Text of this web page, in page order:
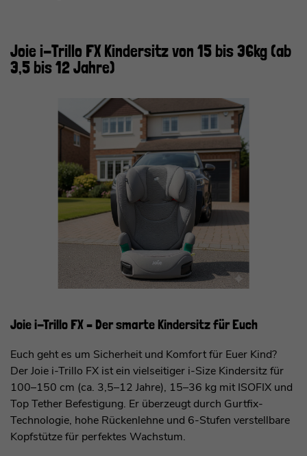
Joie i-Trillo FX Kindersitz von 15 bis 36kg (ab
3,5 bis 12 Jahre)
Joie i-Trillo FX – Der smarte Kindersitz für Euch
Euch geht es um Sicherheit und Komfort für Euer Kind?
Der Joie i-Trillo FX ist ein vielseitiger i-Size Kindersitz für
100–150 cm (ca. 3,5–12 Jahre), 15–36 kg mit ISOFIX und
Top Tether Befestigung. Er überzeugt durch Gurtfix-
Technologie, hohe Rückenlehne und 6-Stufen verstellbare
Kopfstütze für perfektes Wachstum.